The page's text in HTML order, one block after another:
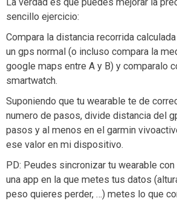
sencillo ejercicio:
Compara la distancia recorrida
un gps normal (o incluso compara la
google maps entre A y B) y comparalo
smartwatch.
Suponiendo que tu wearable te de
numero de pasos, divide distancia del
pasos y al menos en el garmin
ese valor en mi dispositivo.
PD: Peudes sincronizar tu wearable
una app en la que metes tus datos
peso quieres perder, …) metes lo que